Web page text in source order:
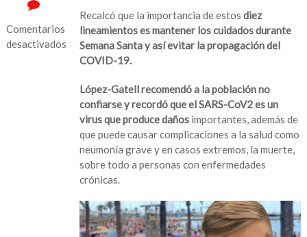
Comentarios
desactivados
Recalcó que la importancia de estos diez
lineamientos es mantener los cuidados durante
Semana Santa y así evitar la propagación del
COVID-19.
López-Gatell recomendó a la población no
confiarse y recordó que el SARS-CoV2 es un
virus que produce daños importantes, además de
que puede causar complicaciones a la salud como
neumonía grave y en casos extremos, la muerte,
sobre todo a personas con enfermedades
crónicas.